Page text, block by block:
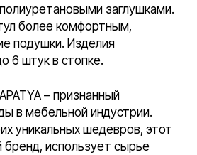
заглушками.
более комфортным,
подушки. Изделия
6 штук в стопке.
– признанный
в мебельной индустрии.
уникальных шедевров, этот
использует сырье